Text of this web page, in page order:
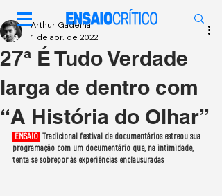
27ª É Tudo Verdade
larga de dentro com
“A História do Olhar”
Arthur Gadelha
1 de abr. de 2022
ENSAIO Tradicional festival de documentários estreou sua
programação com um documentário que, na intimidade,
tenta se sobrepor às experiências enclausuradas